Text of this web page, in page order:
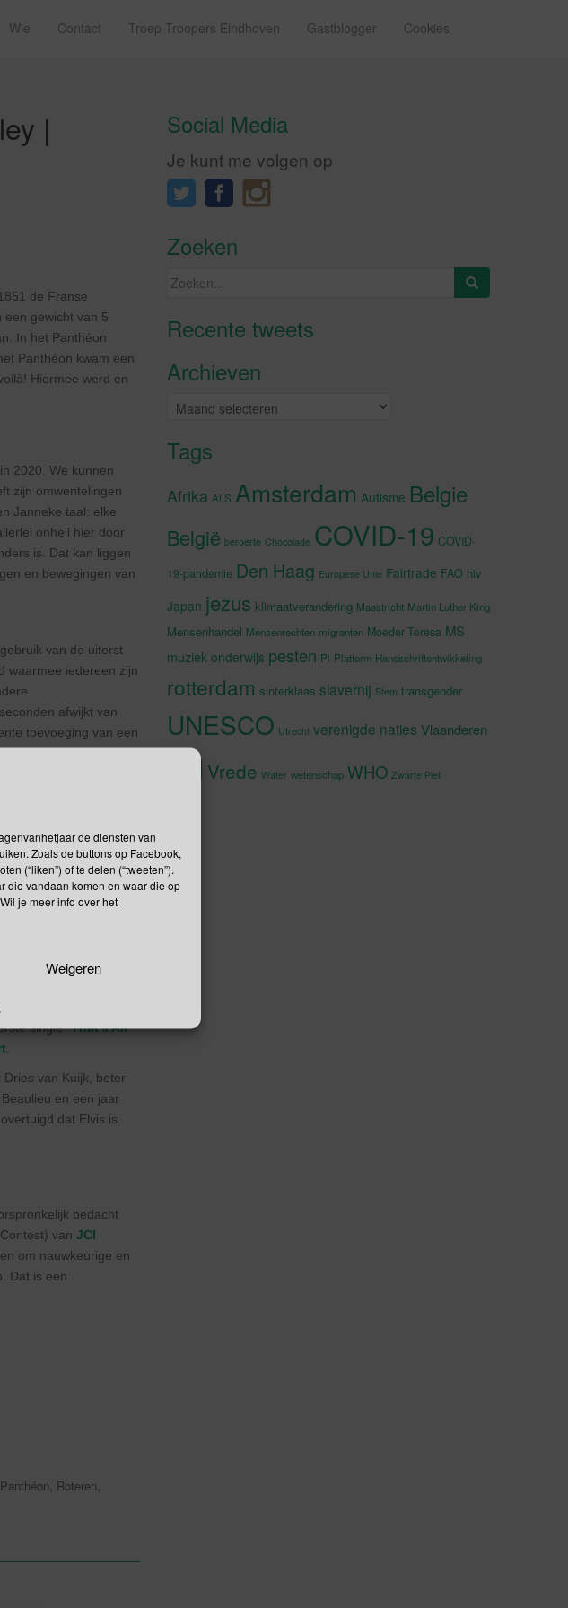
de diensten van
Zoals de buttons op Facebook,
(“liken”) of te delen (“tweeten”).
die vandaan komen en waar die op
je meer info over het
Weigeren
Wie Contact Troep Troopers Eindhoven Gastblogger Cookies
|
de Franse
gewicht van 5
In het Panthéon
Panthéon kwam een
Hiermee werd en
2020. We kunnen
zijn omwentelingen
Janneke taal: elke
onheil hier door
is. Dat kan liggen
en bewegingen van
van de uiterst
waarmee iedereen zijn
afwijkt van
toevoeging van een
de aarde voor het
moet er
is, echter een
jaar komt dat neer op
besluiten is nog
werd geboren op 8
en in die tijd
single “That’s All
van Kuijk, beter
en een jaar
dat Elvis is
bedacht
van JCI
om nauwkeurige en
Dat is een
Panthéon, Roteren,
Social Media
Je kunt me volgen op
Zoeken
Zoeken
Recente tweetsKlik om marketing cookies te
Archieven
Archieven
Tags
Afrika ALS Amsterdam Autisme Belgie
België beroerte Chocolade COVID-19 COVID-
19-pandemie Den Haag Europese Unie Fairtrade FAO hiv
Japan jezus klimaatverandering Maastricht Martin Luther King
Mensenhandel Mensenrechten migranten Moeder Teresa MS
muziek onderwijs pesten Pi Platform Handschriftontwikkeling
rotterdam sinterklaas slavernij Stem transgender
UNESCO Utrecht verenigde naties Vlaanderen
VN Vrede Water wetenschap WHO Zwarte Piet